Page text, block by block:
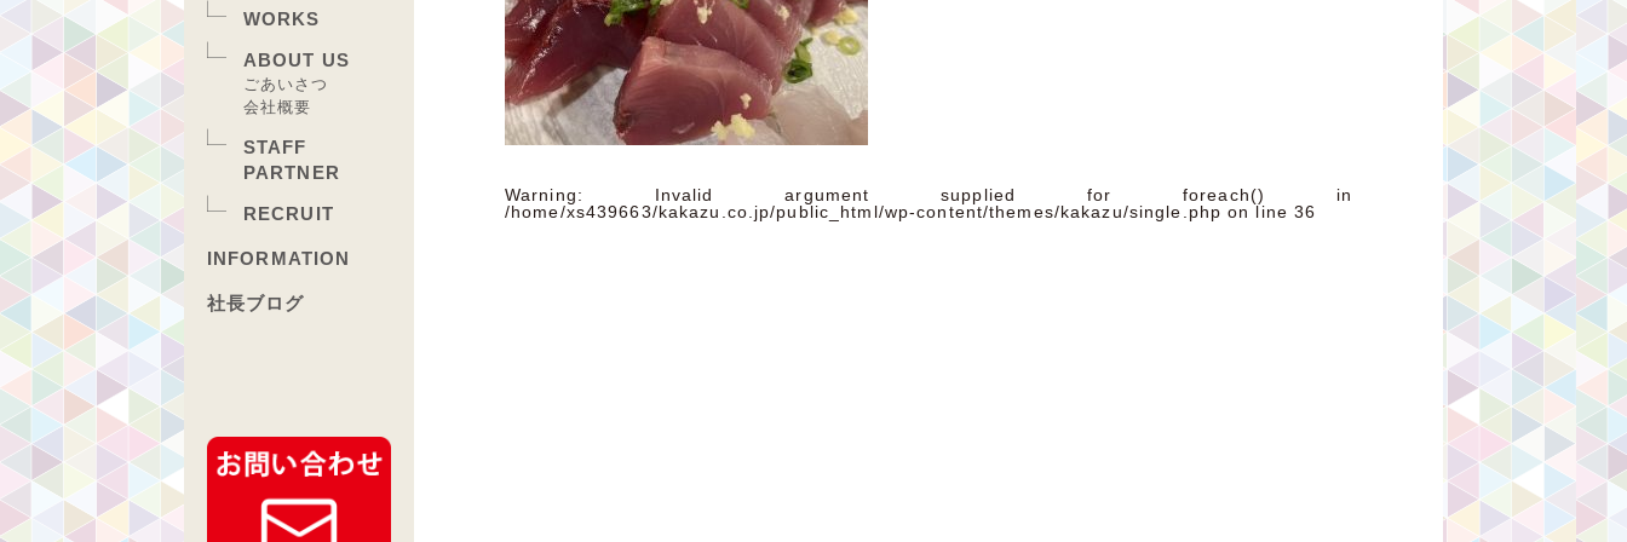
Warning: Invalid argument supplied for foreach() in
/home/xs439663/kakazu.co.jp/public_html/wp-content/themes/kakazu/single.php on line36
WORKS
ABOUT US
ごあいさつ
会社概要
STAFF
PARTNER
RECRUIT
INFORMATION
社長ブログ